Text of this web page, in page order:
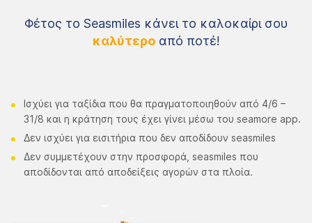
Φέτος το Seasmiles κάνει το καλοκαίρι σου
καλύτεροαπό ποτέ!
Ισχύει για ταξίδια που θα πραγματοποιηθούν από 4/6 –
31/8 και η κράτηση τους έχει γίνει μέσω του seamore app.
Δεν ισχύει για εισιτήρια που δεν αποδίδουν seasmiles
Δεν συμμετέχουν στην προσφορά, seasmiles που
αποδίδονται από αποδείξεις αγορών στα πλοία.